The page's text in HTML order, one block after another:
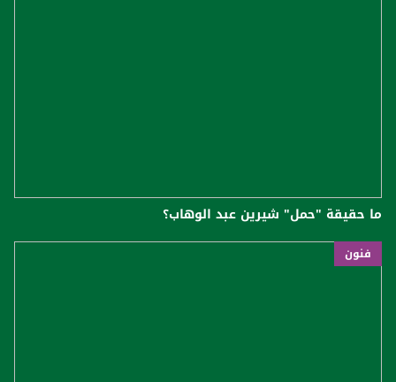
ما حقيقة "حمل" شيرين عبد الوهاب؟
فنون